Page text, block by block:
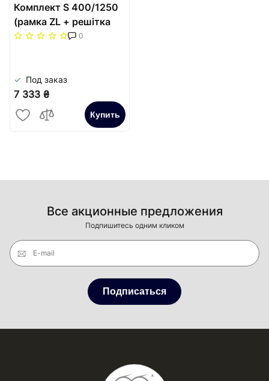
Комплект S 400/1250
(рамка ZL + решітка
НТ) Carrera Сатин
0
Под заказ
7 333 ₴
Купить
Все акционные предложения
Подпишитесь одним кликом
E-mail
Подписаться